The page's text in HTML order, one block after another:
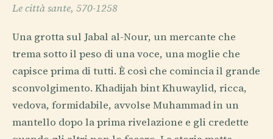
Le città sante, 570-1258
Una grotta sul Jabal al-Nour, un mercante che
trema sotto il peso di una voce, una moglie che
capisce prima di tutti. È così che comincia il grande
sconvolgimento. Khadijah bint Khuwaylid, ricca,
vedova, formidabile, avvolse Muhammad in un
mantello dopo la prima rivelazione e gli credette